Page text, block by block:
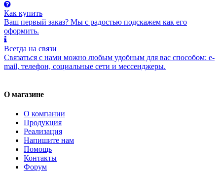
Как купить
Ваш первый заказ? Мы с радостью подскажем как его
оформить.
Всегда на связи
Связаться с нами можно любым удобным для вас способом: e-
mail, телефон, социальные сети и мессенджеры.
О магазине
О компании
Продукция
Реализация
Напишите нам
Помощь
Контакты
Форум